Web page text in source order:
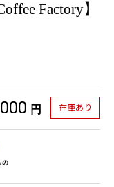
Factory】
円 在庫あり